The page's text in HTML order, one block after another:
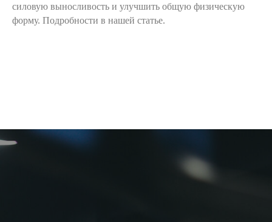
силовую выносливость и улучшить общую физическую
форму. Подробности в нашей статье.